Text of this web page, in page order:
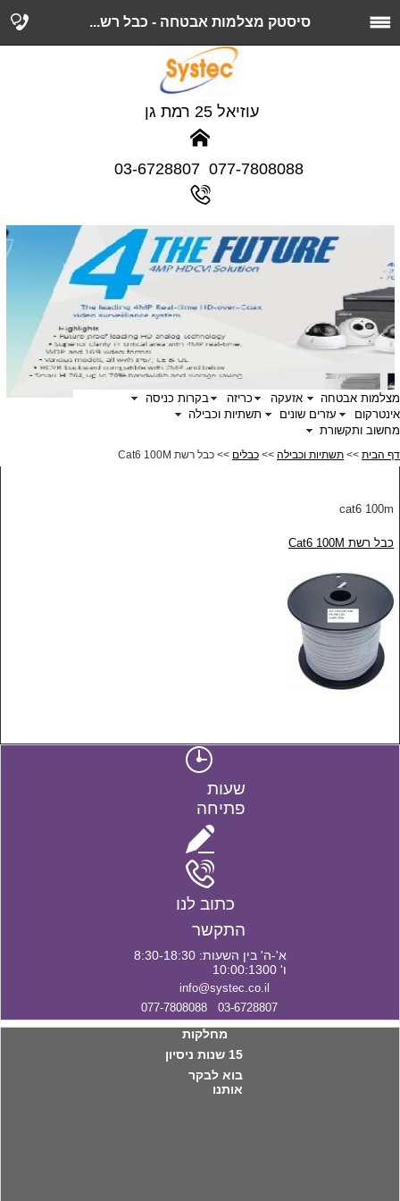
סיסטק מצלמות אבטחה - כבל רש...
077-7808088 03-6728807
מצלמות אבטחה אזעקה כריזה
בקרות כניסה
אינטרקום
עזרים שונים
תשתיות וכבילה
מחשוב ותקשורת
עוזיאל 25 רמת גן
דף הבית >> תשתיות וכבילה >> כבלים >> כבל רשת Cat6 100M
cat6 100m
כבל רשת Cat6 100M
15 שנות ניסיון
בוא לבקר
אותנו
מחלקות
שעות
פתיחה
כתוב לנו
התקשר
א'-ה' בין השעות: 8:30-18:30
ו' 10:00:1300
03-6728807 077-7808088
info@systec.co.il